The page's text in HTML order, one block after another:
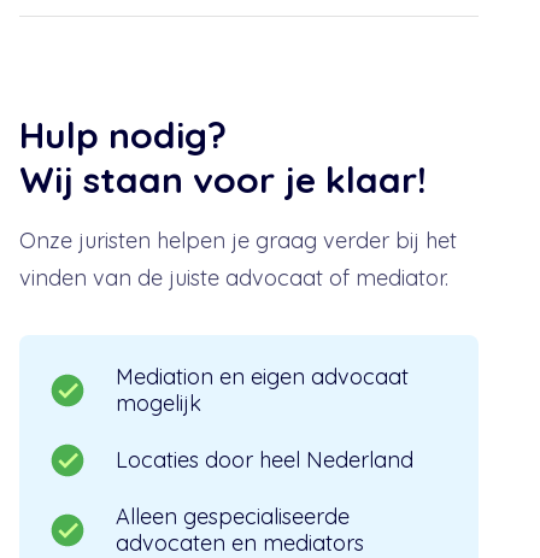
Hulp nodig?
Wij staan voor je klaar!
Onze juristen helpen je graag verder bij het
vinden van de juiste advocaat of mediator.
Mediation en eigen advocaat
mogelijk
Locaties door heel Nederland
Alleen gespecialiseerde
advocaten en mediators